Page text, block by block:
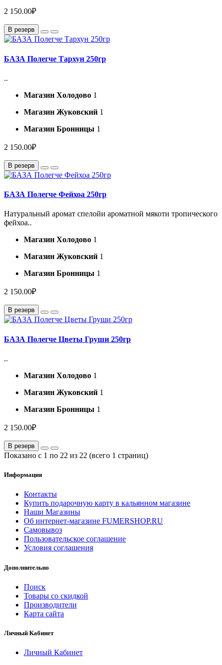
2 150.00₽
В резерв
БАЗА Полегче Тархун 250гр
..
Магазин Холодово 1
Магазин Жуковский 1
Магазин Бронницы 1
2 150.00₽
В резерв
БАЗА Полегче Фейхоа 250гр
Натуральный аромат спелойи ароматной мякоти тропического
фейхоа..
Магазин Холодово 1
Магазин Жуковский 1
Магазин Бронницы 1
2 150.00₽
В резерв
БАЗА Полегче Цветы Груши 250гр
..
Магазин Холодово 1
Магазин Жуковский 1
Магазин Бронницы 1
2 150.00₽
В резерв
Показано с 1 по 22 из 22 (всего 1 страниц)
Информация
Контакты
Купить подарочную карту в кальянном магазине
Наши Магазины
Об интернет-магазине FUMERSHOP.RU
Самовывоз
Пользовательское соглашение
Условия соглашения
Дополнительно
Поиск
Товары со скидкой
Производители
Карта сайта
Личный Кабинет
Личный Кабинет